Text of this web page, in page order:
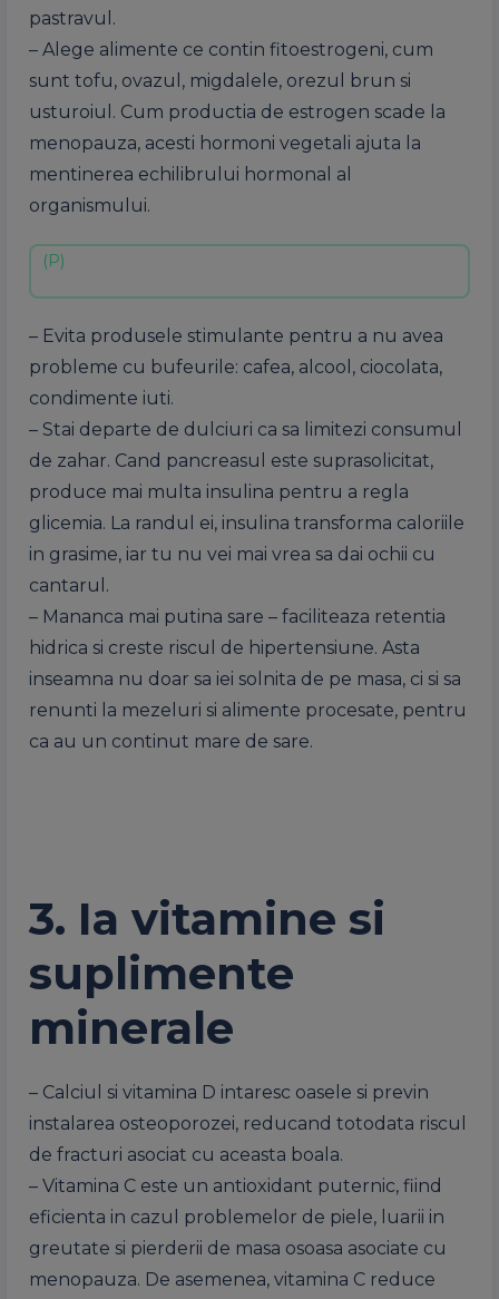
pastravul.
– Alege alimente ce contin fitoestrogeni, cum
sunt tofu, ovazul, migdalele, orezul brun si
usturoiul. Cum productia de estrogen scade la
menopauza, acesti hormoni vegetali ajuta la
mentinerea echilibrului hormonal al
organismului.
– Evita produsele stimulante pentru a nu avea
probleme cu bufeurile: cafea, alcool, ciocolata,
condimente iuti.
– Stai departe de dulciuri ca sa limitezi consumul
de zahar. Cand pancreasul este suprasolicitat,
produce mai multa insulina pentru a regla
glicemia. La randul ei, insulina transforma caloriile
in grasime, iar tu nu vei mai vrea sa dai ochii cu
cantarul.
– Mananca mai putina sare – faciliteaza retentia
hidrica si creste riscul de hipertensiune. Asta
inseamna nu doar sa iei solnita de pe masa, ci si sa
renunti la mezeluri si alimente procesate, pentru
ca au un continut mare de sare.
3. Ia vitamine si
suplimente
minerale
– Calciul si vitamina D intaresc oasele si previn
instalarea osteoporozei, reducand totodata riscul
de fracturi asociat cu aceasta boala.
– Vitamina C este un antioxidant puternic, fiind
eficienta in cazul problemelor de piele, luarii in
greutate si pierderii de masa osoasa asociate cu
menopauza. De asemenea, vitamina C reduce